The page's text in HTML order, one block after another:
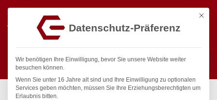
Suchen
Start / Gastronomiebedarf & Gastro Geräte für Profis
Mit
Datenschutz-Präferenz
Wir benötigen Ihre Einwilligung, bevor Sie unsere Website weiter
besuchen können.
Wenn Sie unter 16 Jahre alt sind und Ihre Einwilligung zu optionalen
Services geben möchten, müssen Sie Ihre Erziehungsberechtigten um
Erlaubnis bitten.